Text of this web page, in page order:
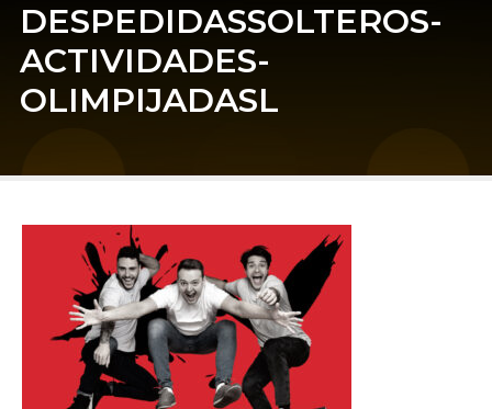
DESPEDIDASSOLTEROS-
ACTIVIDADES-
OLIMPIJADASL